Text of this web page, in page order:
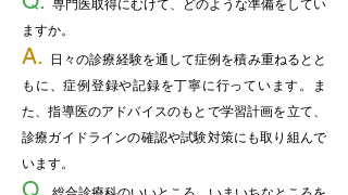
専門医取得にむけて、どのような準備をしてい
ますか。
A.
日々の診療経験を通して症例を積み重ねるとと
もに、症例登録や記録を丁寧に行っています。ま
た、指導医のアドバイスのもとで学習計画を立て、
診療ガイドラインの確認や試験対策にも取り組んで
います。
Q.